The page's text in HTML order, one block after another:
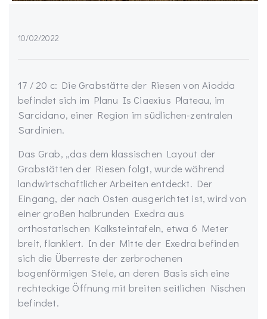
10/02/2022
17 / 20 c: Die Grabstätte der Riesen von Aiodda
befindet sich im Planu Is Ciaexius Plateau, im
Sarcidano, einer Region im südlichen-zentralen
Sardinien.
Das Grab, „das dem klassischen Layout der
Grabstätten der Riesen folgt, wurde während
landwirtschaftlicher Arbeiten entdeckt. Der
Eingang, der nach Osten ausgerichtet ist, wird von
einer großen halbrunden Exedra aus
orthostatischen Kalksteintafeln, etwa 6 Meter
breit, flankiert. In der Mitte der Exedra befinden
sich die Überreste der zerbrochenen
bogenförmigen Stele, an deren Basis sich eine
rechteckige Öffnung mit breiten seitlichen Nischen
befindet.